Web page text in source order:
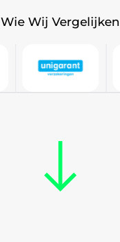
Wie Wij Vergelijken